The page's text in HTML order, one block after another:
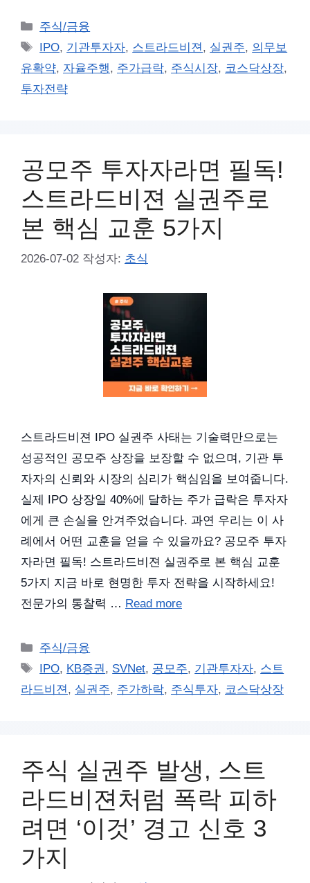
카
테
리
주식/금융
태
그
IPO, 기관투자자, 스트라드비젼, 실권주, 의무보
유확약, 자율주행, 주가급락, 주식시장, 코스닥상장,
투자전략
공모주 투자자라면 필독!
스트라드비젼 실권주로
본 핵심 교훈 5가지
2026-07-02 작성자: 초식
스트라드비젼 IPO 실권주 사태는 기술력만으로는
성공적인 공모주 상장을 보장할 수 없으며, 기관 투
자자의 신뢰와 시장의 심리가 핵심임을 보여줍니다.
실제 IPO 상장일 40%에 달하는 주가 급락은 투자자
에게 큰 손실을 안겨주었습니다. 과연 우리는 이 사
례에서 어떤 교훈을 얻을 수 있을까요? 공모주 투자
자라면 필독! 스트라드비젼 실권주로 본 핵심 교훈
5가지 지금 바로 현명한 투자 전략을 시작하세요!
전문가의 통찰력 … Read more
카
테
리
주식/금융
태
그
IPO, KB증권 , SVNet, 공모주, 기관투자자, 스트
라드비젼 , 실권주, 주가하락, 주식투자, 코스닥상장
주식 실권주 발생, 스트
라드비젼처럼 폭락 피하
려면 ‘이것’ 경고 신호 3
가지